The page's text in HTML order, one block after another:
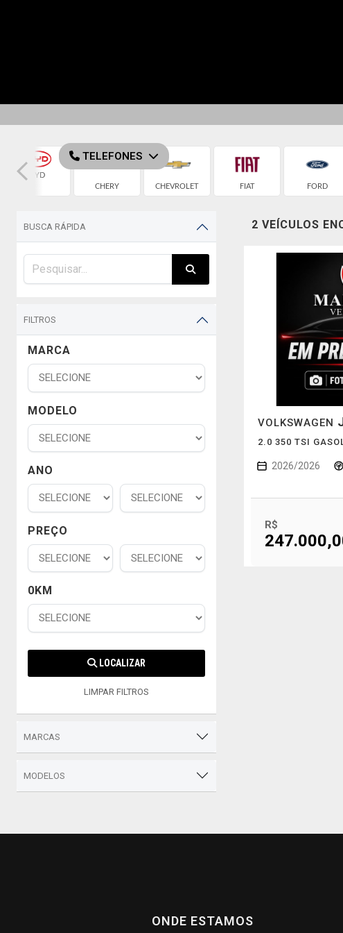
TELEFONES
BYD
CHERY
CHEVROLET FIAT FORD
BUSCA RÁPIDA
FILTROS
MARCA
MODELO
ANO
PREÇO
0KM
LOCALIZAR
LIMPAR FILTROS
MARCAS
MODELOS
2 VEÍCULOS
VOLKSWAGEN
2.0 350 TSI
2026/2026
R$
ONDE ESTAMOS